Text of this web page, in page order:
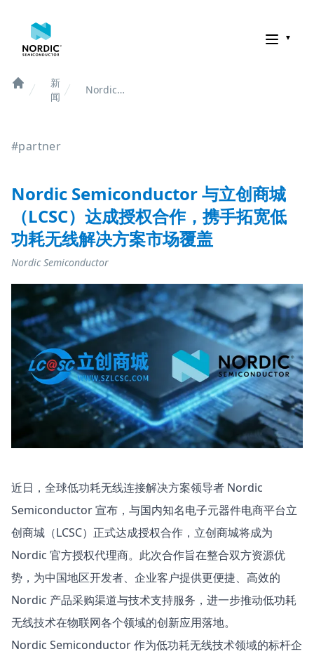
诺迪克半导体
Home
新
闻
Nordic
盖
#partner
Nordic Semiconductor 与立创商城
（LCSC）达成授权合作，携手拓宽低
功耗无线解决方案市场覆盖
Nordic Semiconductor
近日，全球低功耗无线连接解决方案领导者 Nordic
Semiconductor 宣布，与国内知名电子元器件电商平台立
创商城（LCSC） 正式达成授权合作，立创商城将成为
Nordic 官方授权代理商。此次合作旨在整合双方资源优
势，为中国地区开发者、企业客户提供更便捷、高效的
Nordic 产品采购渠道与技术支持服务，进一步推动低功耗
无线技术在物联网各个领域的创新应用落地。
Nordic Semiconductor 作为低功耗无线技术领域的标杆企